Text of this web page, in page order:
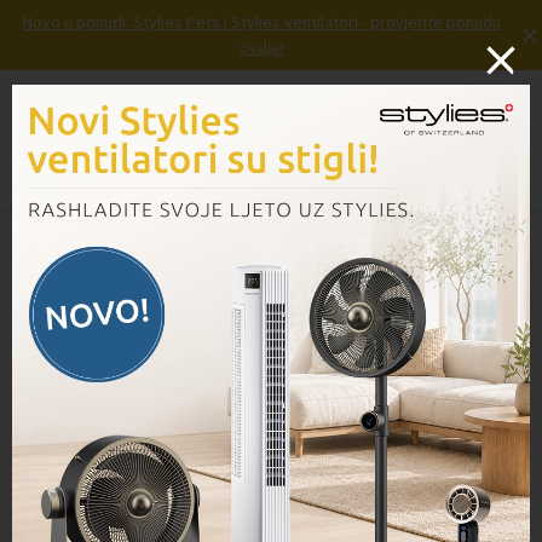
Novo u ponudi: Stylies Pets i Stylies ventilatori - provjerite ponudu
ovdje!
×
Prijava Košarica
Domov
/ Proizvodi / Tekućina za uklanjanje kamenca DA100 (VG100/VG100+)